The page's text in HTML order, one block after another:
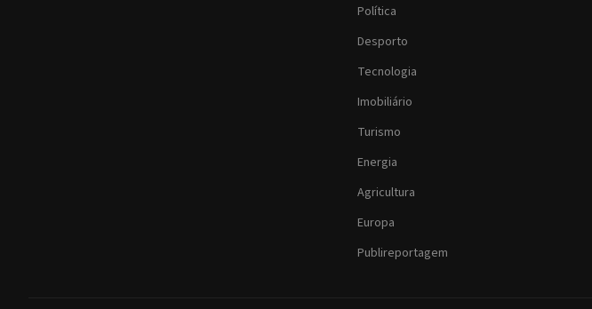
Política
Desporto
Tecnologia
Imobiliário
Turismo
Energia
Agricultura
Europa
Publireportagem